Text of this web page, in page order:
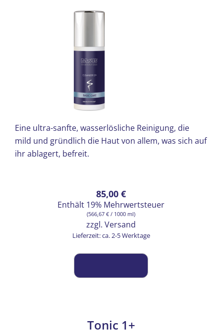
Eine ultra-sanfte, wasserlösliche Reinigung, die
mild und gründlich die Haut von allem, was sich auf
ihr ablagert, befreit.
85,00 €
Enthält 19% Mehrwertsteuer
(566,67 € / 1000 ml)
zzgl. Versand
Lieferzeit: ca. 2-5 Werktage
Tonic 1+